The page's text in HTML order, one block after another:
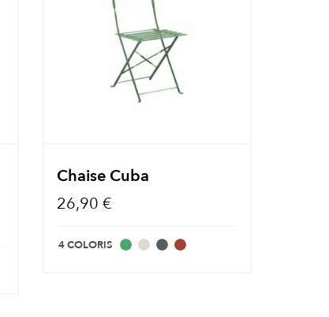
Chaise Cuba
26,90 €
4 COLORIS